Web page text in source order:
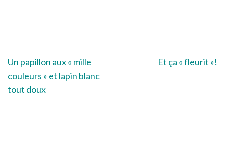
Navigation
de
Un papillon aux « mille
couleurs » et lapin blanc
tout doux
Et ça « fleurit »!